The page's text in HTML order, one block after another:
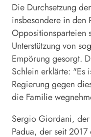
Die Durchsetzung
insbesondere in den
Oppositionsparteien
Unterstützung von
Empörung gesorgt.
Schlein erklärte: "Es
Regierung gegen
die Familie
Sergio Giordani, der
Padua, der seit